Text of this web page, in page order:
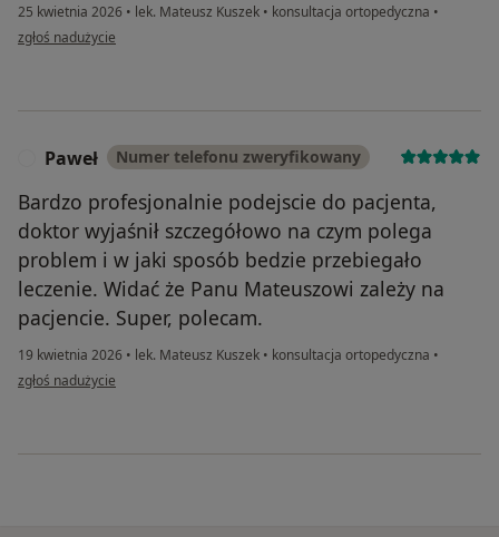
25 kwietnia 2026 • lek. Mateusz Kuszek • konsultacja ortopedyczna •
w opinii użytkownika Jakub
zgłoś nadużycie
Paweł Numer telefonu zweryfikowany
Bardzo profesjonalnie podejscie do pacjenta,
doktor wyjaśnił szczegółowo na czym polega
problem i w jaki sposób bedzie przebiegało
leczenie. Widać że Panu Mateuszowi zależy na
pacjencie. Super, polecam.
19 kwietnia 2026 • lek. Mateusz Kuszek • konsultacja ortopedyczna •
w opinii użytkownika Paweł
zgłoś nadużycie